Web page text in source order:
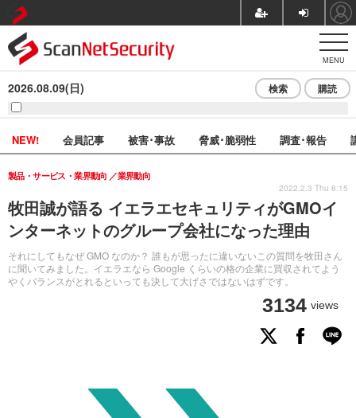
MENU
2026.08.09(日) 検索 購読
NEW! 会員記事 被害･事故 脅威･脆弱性 調査･報告
牧田誠が語る イエラエセキュリティがGMOイ
ンターネットのグループ会社になった理由
それにしてもなぜ GMO なのか？ 誰もが思ったに違いないこの質問を牧田さん
に聞いてみました。イエラエなら Google くらいの格の企業に買収されてよう
やくバランスがとれるといっても決して大げさではないはずです。
製品・サービス・業界動向 業界動向
3134 views
2022.2.3 Thu 8:15